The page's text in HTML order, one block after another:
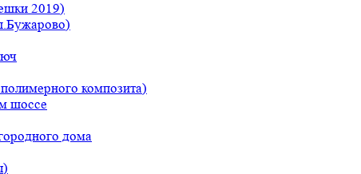
2019)
композита)
шоссе
дома